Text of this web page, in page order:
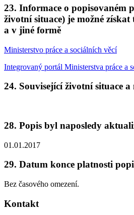
23. Informace o popisovaném
životní situace) je možné
a v jiné formě
Ministerstvo práce a sociálních věcí
Integrovaný portál Ministerstva práce a
24. Související životní situace
28. Popis byl naposledy
01.01.2017
29. Datum konce platnosti
Bez časového omezení.
Kontakt